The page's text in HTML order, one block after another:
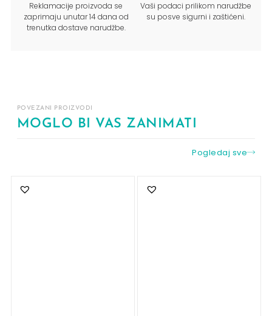
Reklamacije proizvoda se
zaprimaju unutar 14 dana od
trenutka dostave narudžbe.
Vaši podaci prilikom narudžbe
su posve sigurni i zaštićeni.
POVEZANI PROIZVODI
MOGLO BI VAS ZANIMATI
Pogledaj sve